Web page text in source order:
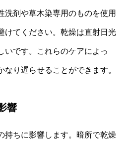
洗剤や草木染専用のものを使用
けてください。乾燥は直射日光
いです。これらのケアによっ
り遅らせることができます。
響
持ちに影響します。暗所で乾燥